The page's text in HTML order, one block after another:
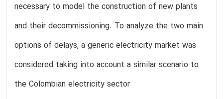
necessary to model the construction of new plants
and their decommissioning. To analyze the two main
options of delays, a generic electricity market was
considered taking into account a similar scenario to
the Colombian electricity sector